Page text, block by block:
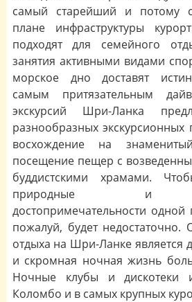
самый старейший и потому
плане инфраструктуры
подходят для семейного
занятия активными видами
морское дно доставят
самым притязательным
экскурсий Шри-Ланка
разнообразных
восхождение на
посещение пещер с
буддистскими храмами.
природные и
достопримечательности одной
пожалуй, будет
отдыха на Шри-Ланке является
и скромная ночная жизнь
Ночные клубы и дискотеки
Коломбо и в самых крупных